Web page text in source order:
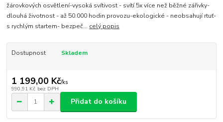
žárovkových osvětlení-vysoká svítivost - svítí 5x více než běžné zářivky-
dlouhá životnost - až 50.000 hodin provozu-ekologické - neobsahují rtuť-
s rychlým startem- bezpeč... celý popis
Dostupnost Skladem
1 199,00 Kč/ks
990,91 Kč bez DPH
Přidat do košíku